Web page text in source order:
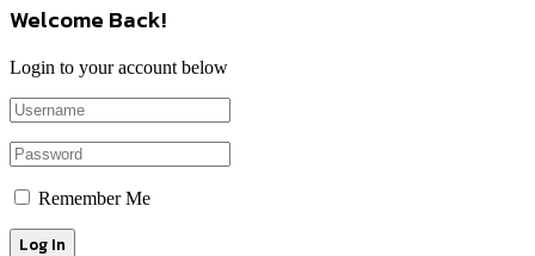
Welcome Back!
Login to your account below
Remember Me